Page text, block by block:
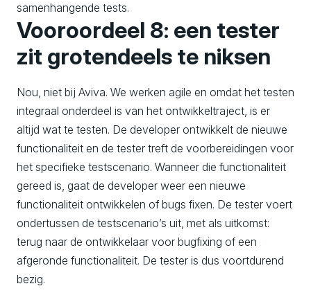
samenhangende tests.
Vooroordeel 8: een tester
zit grotendeels te niksen
Nou, niet bij Aviva. We werken agile en omdat het testen
integraal onderdeel is van het ontwikkeltraject, is er
altijd wat te testen. De developer ontwikkelt de nieuwe
functionaliteit en de tester treft de voorbereidingen voor
het specifieke testscenario. Wanneer die functionaliteit
gereed is, gaat de developer weer een nieuwe
functionaliteit ontwikkelen of bugs fixen. De tester voert
ondertussen de testscenario’s uit, met als uitkomst:
terug naar de ontwikkelaar voor bugfixing of een
afgeronde functionaliteit. De tester is dus voortdurend
bezig.